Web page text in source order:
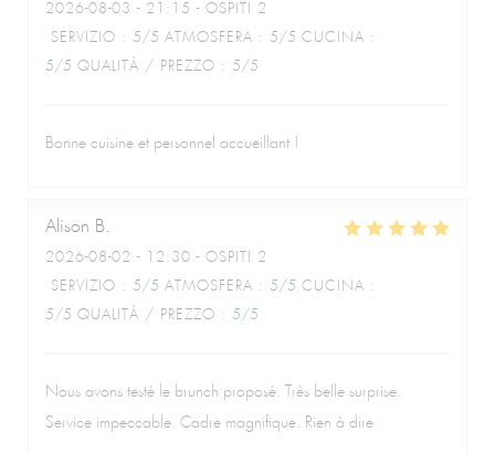
2026-08-03 - 21:15 - OSPITI 2
SERVIZIO : 5/5 ATMOSFERA : 5/5 CUCINA :
5/5 QUALITÀ / PREZZO : 5/5
Bonne cuisine et personnel accueillant !
Alison B
2026-08-02 - 12:30 - OSPITI 2
SERVIZIO : 5/5 ATMOSFERA : 5/5 CUCINA :
5/5 QUALITÀ / PREZZO : 5/5
Nous avons testé le brunch proposé. Très belle surprise.
Service impeccable. Cadre magnifique. Rien à dire